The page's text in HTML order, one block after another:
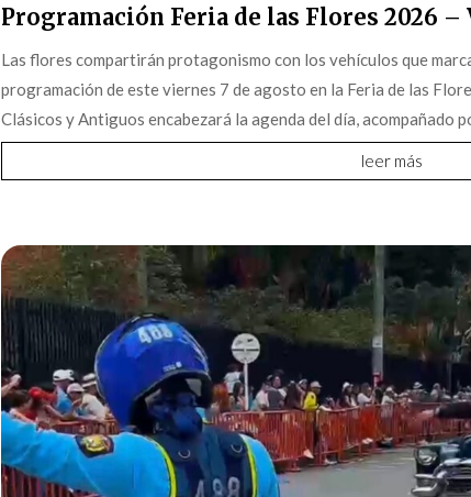
Programación Feria de las Flores 2026 –
Las flores compartirán protagonismo con los vehículos que
programación de este viernes 7 de agosto en la Feria de las
Clásicos y Antiguos encabezará la agenda del día, acompañado
leer más